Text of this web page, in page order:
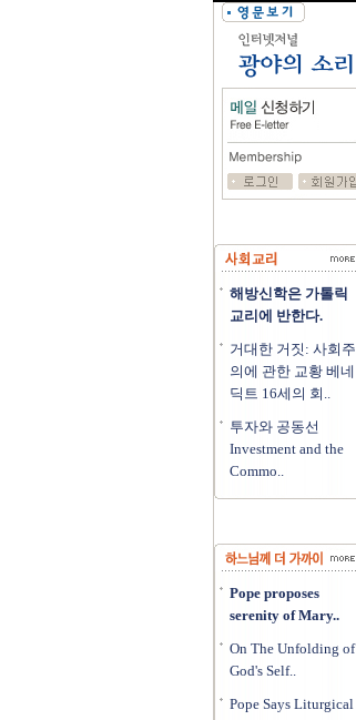
해방신학은 가톨릭
교리에 반한다.
거대한 거짓: 사회주
의에 관한 교황 베네
딕트 16세의 회..
투자와 공동선
Investment and the
Commo..
Pope proposes
serenity of Mary..
On The Unfolding of
God's Self..
Pope Says Liturgical